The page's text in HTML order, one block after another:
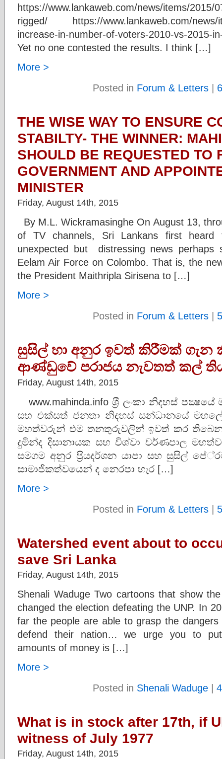
https://www.lankaweb.com/news/items/2015/
rigged/ https://www.lankaweb.com/news/
increase-in-number-of-voters-2010-vs-2015-
Yet no one contested the results. I think […]
More >
Posted in Forum & Letters|
THE WISE WAY TO ENSURE
STABILTY- THE WINNER:
SHOULD BE REQUESTED TO
GOVERNMENT AND
MINISTER
Friday, August 14th, 2015
By M.L. Wickramasinghe On August 13,
of TV channels, Sri Lankans first
unexpected but distressing news
Eelam Air Force on Colombo. That is, the
the President Maithripla Sirisena to […]
More >
Posted in Forum & Letters|
සුසිල් හා අනුර ඉවත් කිරීමක් ගැන
ආණ්ඩුවේ පරාජය නැවතත් කල්
Friday, August 14th, 2015
www.mahinda.info ශ‍්‍රී ලංකා නිදහස්
සහ එක්සත් ජනතා නිදහස් සන්‍ධානයේ
මහත්වරුන් එම තනතුරුවලින් ඉවත් කර
දුමින්ද දිසානායක සහ විශ්වා වර්ණපාල
සමගම අනුර ප‍්‍රියදර්ශන යාපා සහ සුසිල්
සාමාජිකත්වයෙන් ද නෙරපා හැර […]
More >
Posted in Forum & Letters|
Watershed event about to
save Sri Lanka
Friday, August 14th, 2015
Shenali Waduge Two cartoons that show
changed the election defeating the UNP. In
far the people are able to grasp the
defend their nation… we urge you to
amounts of money is […]
More >
Posted in Shenali Waduge |
What is in stock after 17th, if
witness of July 1977
Friday, August 14th, 2015